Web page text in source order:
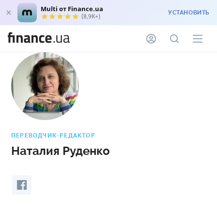
Multi от Finance.ua
(8,9K+) УСТАНОВИТЬ
ПЕРЕВОДЧИК-РЕДАКТОР
Наталия Руденко